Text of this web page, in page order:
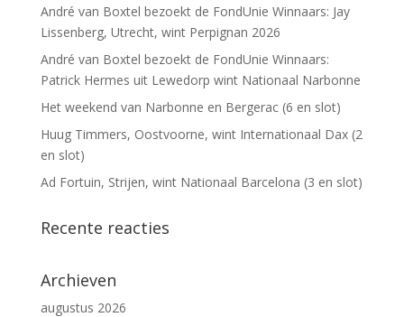
André van Boxtel bezoekt de FondUnie Winnaars: Jay
Lissenberg, Utrecht, wint Perpignan 2026
André van Boxtel bezoekt de FondUnie Winnaars:
Patrick Hermes uit Lewedorp wint Nationaal Narbonne
Het weekend van Narbonne en Bergerac (6 en slot)
Huug Timmers, Oostvoorne, wint Internationaal Dax (2
en slot)
Ad Fortuin, Strijen, wint Nationaal Barcelona (3 en slot)
Recente reacties
Archieven
augustus 2026